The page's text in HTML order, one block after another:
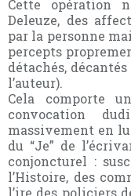
Cette opération
Deleuze, des
par la personne
percepts
détachés,
l’auteur).
Cela comporte
convocation
massivement en
du “Je” de
conjoncturel :
l’Histoire, des
l’ire des policiers